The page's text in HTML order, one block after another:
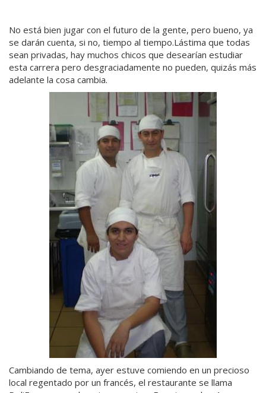
No está bien jugar con el futuro de la gente, pero bueno, ya
se darán cuenta, si no, tiempo al tiempo.Lástima que todas
sean privadas, hay muchos chicos que desearían estudiar
esta carrera pero desgraciadamente no pueden, quizás más
adelante la cosa cambia.
Cambiando de tema, ayer estuve comiendo en un precioso
local regentado por un francés, el restaurante se llama